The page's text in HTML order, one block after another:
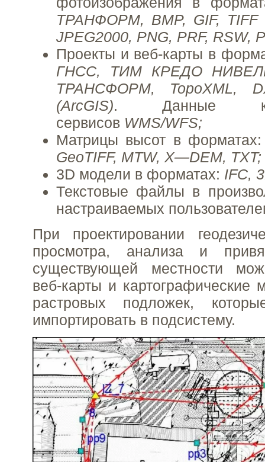
ТРАНФОРМ, BMP, GIF, TIFF
JPEG2000, PNG, PRF, RSW,
Проекты и веб-карты в
ГНСС, ТИМ КРЕДО
ТРАНСФОРМ, TopoXML,
(ArcGIS). Данные
сервисов WMS/WFS;
Матрицы высот в
GeoTIFF, MTW, X—DEM, TXT;
3D модели в форматах: IFC,
Текстовые файлы в
настраиваемых
При проектировании
просмотра, анализа и
существующей местности
веб-карты и картографические
растровых подложек,
импортировать в подсистему.